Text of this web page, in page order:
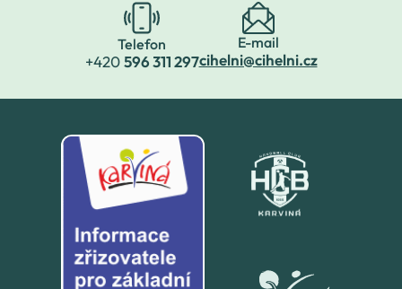
Telefon
+420596 311 297
E-mail
cihelni@cihelni.cz